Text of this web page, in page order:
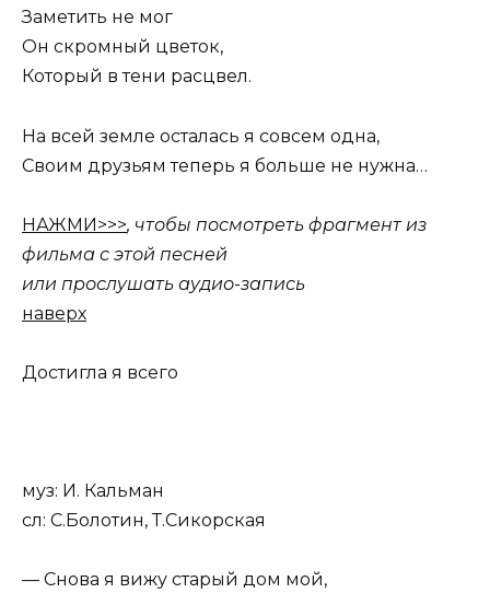
Заметить не мог
Он скромный цветок,
Который в тени расцвел.
На всей земле осталась я совсем одна,
Своим друзьям теперь я больше не нужна…
НАЖМИ>>>, чтобы посмотреть фрагмент из
фильма с этой песней
или прослушать аудио-запись
наверх
Достигла я всего
муз: И. Кальман
сл: С.Болотин, Т.Сикорская
— Снова я вижу старый дом мой,